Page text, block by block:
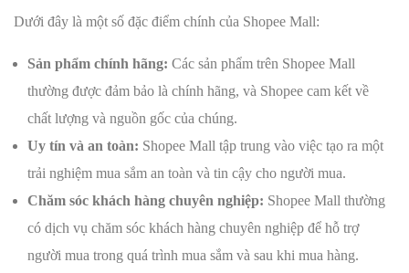
Dưới đây là một số đặc điểm chính của Shopee Mall:
Sản phẩm chính hãng: Các sản phẩm trên Shopee Mall
thường được đảm bảo là chính hãng, và Shopee cam kết về
chất lượng và nguồn gốc của chúng.
Uy tín và an toàn: Shopee Mall tập trung vào việc tạo ra một
trải nghiệm mua sắm an toàn và tin cậy cho người mua.
Chăm sóc khách hàng chuyên nghiệp: Shopee Mall thường
có dịch vụ chăm sóc khách hàng chuyên nghiệp để hỗ trợ
người mua trong quá trình mua sắm và sau khi mua hàng.